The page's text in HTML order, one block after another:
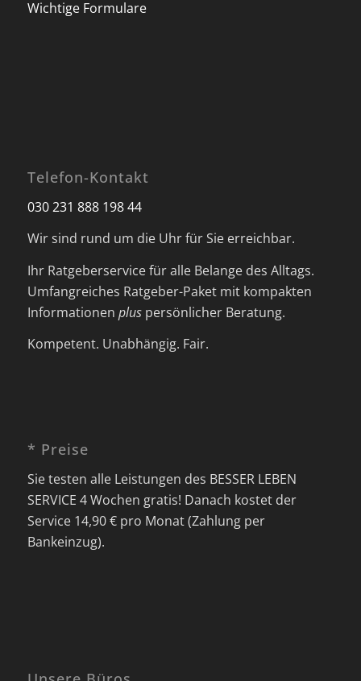
Wichtige Formulare
Telefon-Kontakt
030 231 888 198 44
Wir sind rund um die Uhr für Sie erreichbar.
Ihr Ratgeberservice für alle Belange des Alltags.
Umfangreiches Ratgeber-Paket mit kompakten
Informationen pluspersönlicher Beratung.
Kompetent. Unabhängig. Fair.
* Preise
Sie testen alle Leistungen des BESSER LEBEN
SERVICE 4 Wochen gratis! Danach kostet der
Service 14,90 € pro Monat (Zahlung per
Bankeinzug).